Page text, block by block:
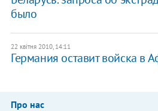
было
22 квітня 2010, 14:11
Германия оставит войска в
Про нас